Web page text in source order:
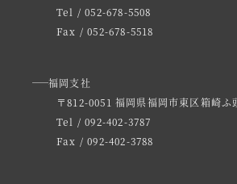
Tel / 052-678-5508
Fax / 052-678-5518
福岡支社
〒812-0051 福岡県福岡市東区箱崎ふ
Tel / 092-402-3787
Fax / 092-402-3788